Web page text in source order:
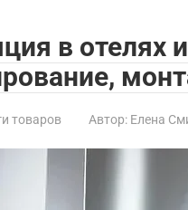
в отелях
товаров Автор: Елена